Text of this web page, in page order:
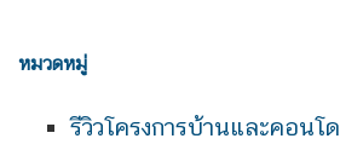
หมวดหมู่
รีวิวโครงการบ้านและคอนโด